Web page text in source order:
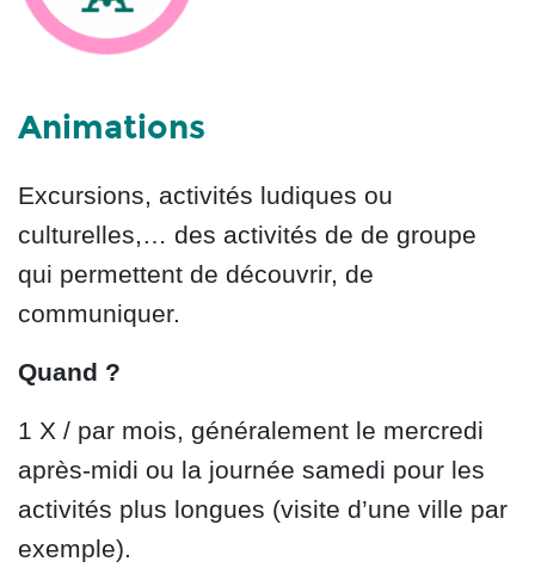
Animations
Excursions, activités ludiques ou
culturelles,… des activités de de groupe
qui permettent de découvrir, de
communiquer.
Quand ?
1 X / par mois, généralement le mercredi
après-midi ou la journée samedi pour les
activités plus longues (visite d’une ville par
exemple).